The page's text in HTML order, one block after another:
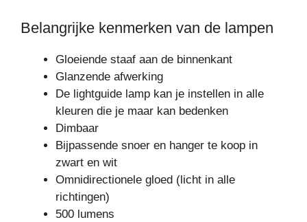
Belangrijke kenmerken van de lampen
Gloeiende staaf aan de binnenkant
Glanzende afwerking
De lightguide lamp kan je instellen in alle
kleuren die je maar kan bedenken
Dimbaar
Bijpassende snoer en hanger te koop in
zwart en wit
Omnidirectionele gloed (licht in alle
richtingen)
500 lumens